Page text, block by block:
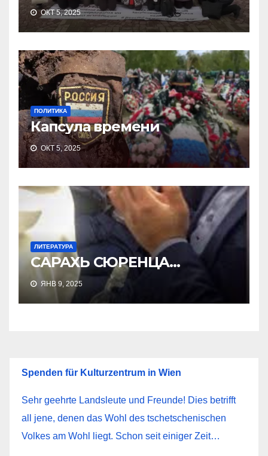
ОКТ 5, 2025
ПОЛИТИКА
Капсула времени
ОКТ 5, 2025
ЛИТЕРАТУРА
САРАХЬ СЮРЕНЦА…
ЯНВ 9, 2025
Spenden für Kulturzentrum in Wien
Sehr geehrte Landsleute und Freunde! Dies betrifft
all jene, denen das Wohl des tschetschenischen
Volkes am Wohl liegt. Schon seit einiger Zeit…